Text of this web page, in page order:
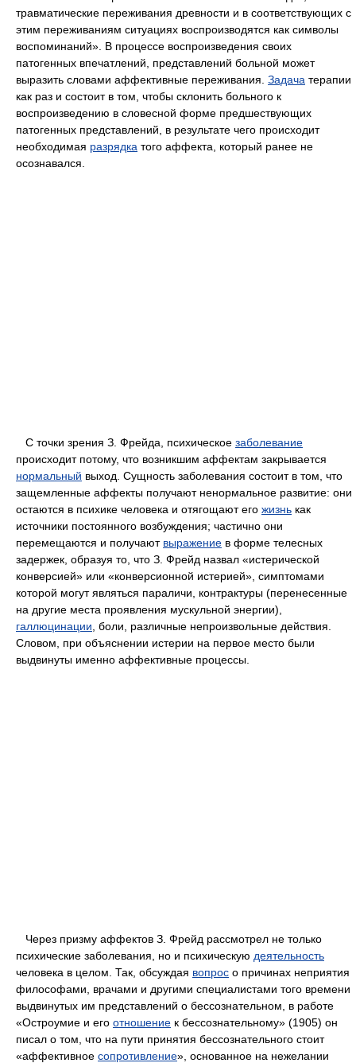
травматические переживания древности и в соответствующих с
этим переживаниям ситуациях воспроизводятся как символы
воспоминаний». В процессе воспроизведения своих
патогенных впечатлений, представлений больной может
выразить словами аффективные переживания. Задача терапии
как раз и состоит в том, чтобы склонить больного к
воспроизведению в словесной форме предшествующих
патогенных представлений, в результате чего происходит
необходимая разрядка того аффекта, который ранее не
осознавался.
С точки зрения З. Фрейда, психическое заболевание
происходит потому, что возникшим аффектам закрывается
нормальный выход. Сущность заболевания состоит в том, что
защемленные аффекты получают ненормальное развитие: они
остаются в психике человека и отягощают его жизнь как
источники постоянного возбуждения; частично они
перемещаются и получают выражение в форме телесных
задержек, образуя то, что З. Фрейд назвал «истерической
конверсией» или «конверсионной истерией», симптомами
которой могут являться параличи, контрактуры (перенесенные
на другие места проявления мускульной энергии),
галлюцинации , боли, различные непроизвольные действия.
Словом, при объяснении истерии на первое место были
выдвинуты именно аффективные процессы.
Через призму аффектов З. Фрейд рассмотрел не только
психические заболевания, но и психическую деятельность
человека в целом. Так, обсуждая вопрос о причинах неприятия
философами, врачами и другими специалистами того времени
выдвинутых им представлений о бессознательном, в работе
«Остроумие и его отношение к бессознательному» (1905) он
писал о том, что на пути принятия бессознательного стоит
«аффективное сопротивление», основанное на нежелании